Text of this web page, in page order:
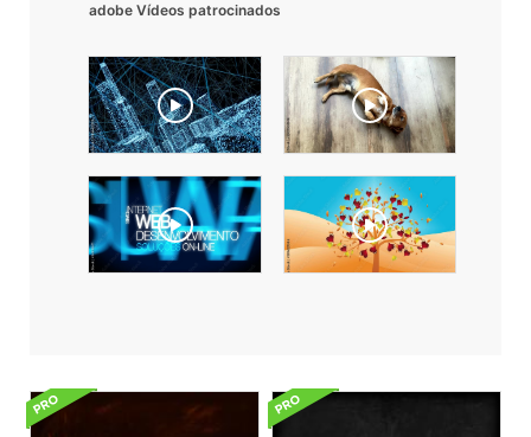
adobe Vídeos patrocinados